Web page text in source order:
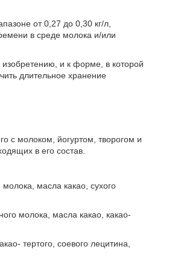
от 0,27 до 0,30 кг/л,
в среде молока и/или
изобретению, и к форме, в которой
длительное хранение
с молоком, йогуртом, творогом и
в его состав.
масла какао, сухого
молока, масла какао, какао-
тертого, соевого лецитина,